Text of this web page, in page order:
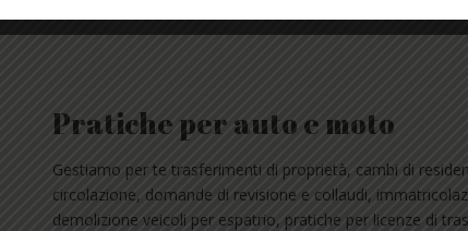
Pratiche per auto e moto
Gestiamo per te trasferimenti di proprietà, cambi di
circolazione, domande di revisione e collaudi,
demolizione veicoli per espatrio, pratiche per licenze di